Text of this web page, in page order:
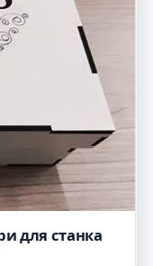
для станка